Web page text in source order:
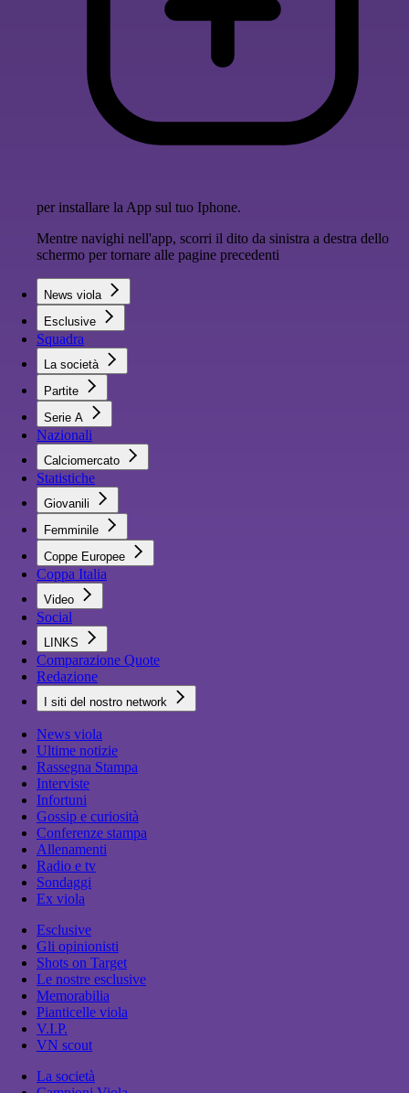
per installare la App sul tuo Iphone.
Mentre navighi nell'app, scorri il dito da sinistra a destra dello
schermo per tornare alle pagine precedenti
News viola
Esclusive
Squadra
La società
Partite
Serie A
Nazionali
Calciomercato
Statistiche
Giovanili
Femminile
Coppe Europee
Coppa Italia
Video
Social
LINKS
Comparazione Quote
Redazione
I siti del nostro network
News viola
Ultime notizie
Rassegna Stampa
Interviste
Infortuni
Gossip e curiosità
Conferenze stampa
Allenamenti
Radio e tv
Sondaggi
Ex viola
Esclusive
Gli opinionisti
Shots on Target
Le nostre esclusive
Memorabilia
Pianticelle viola
V.I.P.
VN scout
La società